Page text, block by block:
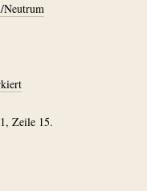
Neutrum
Zeile 15.